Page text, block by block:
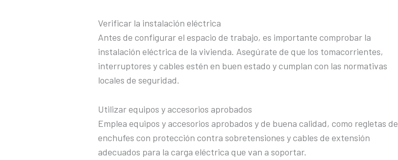
Verificar la instalación eléctrica
Antes de configurar el espacio de trabajo, es importante comprobar la
instalación eléctrica de la vivienda. Asegúrate de que los tomacorrientes,
interruptores y cables estén en buen estado y cumplan con las normativas
locales de seguridad.
Utilizar equipos y accesorios aprobados
Emplea equipos y accesorios aprobados y de buena calidad, como regletas de
enchufes con protección contra sobretensiones y cables de extensión
adecuados para la carga eléctrica que van a soportar.